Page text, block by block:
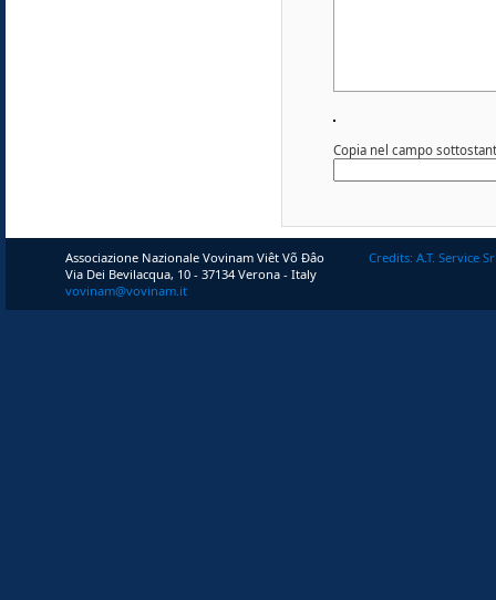
Copia nel campo
Associazione Nazionale Vovinam Viêt Võ Ðâo
Via Dei Bevilacqua, 10 - 37134 Verona - Italy
vovinam@vovinam.it
Credits: A.T. Service